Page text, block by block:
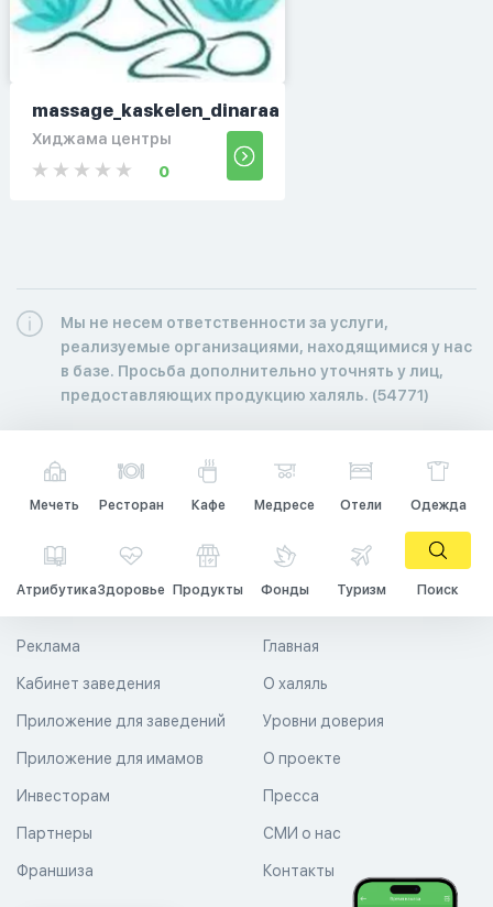
massage_kaskelen_dinaraa
Хиджама центры
0
Мы не несем ответственности за услуги,
реализуемые организациями, находящимися у нас
в базе. Просьба дополнительно уточнять у лиц,
предоставляющих продукцию халяль. (54771)
Мечеть Ресторан Кафе Медресе Отели Одежда
АтрибутикаЗдоровье Продукты Фонды Туризм Поиск
Главная
О халяль
Уровни доверия
Реклама
Кабинет заведения
Приложение для заведений
Приложение для имамов О проекте
Пресса
СМИ о нас
Контакты
Инвесторам
Партнеры
Франшиза